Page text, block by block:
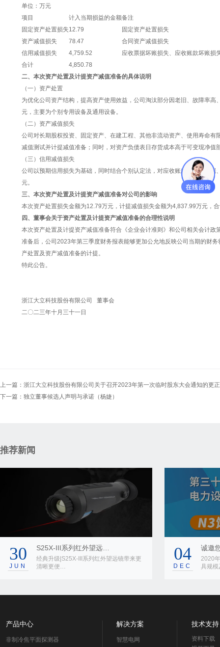
单位：万元
项目
计入当期损益的金额备注
固定资产处置损失12.79
固定资产处置损失
资产减值损失
78.47
合同资产减值损失
信用减值损失
4,759.52
应收票据坏账损失、应收账款坏账损
合计
4,850.78
二、本次资产处置及计提资产减值准备的具体说明
（一）资产处置
为优化公司资产结构，提高资产使用效益，公司淘汰部分因老旧、故障率
元，主要为个别专用设备及通用设备。
（二）资产减值损失
公司对长期股权投资、固定资产、在建工程、其他非流动资产、使用寿命
减值测试并计提减值准备；同时，对资产负债表日存货成本高于可变现净
（三）信用减值损失
公司以预期信用损失为基础，同时结合个别认定法，对应收账款、应收票
元。
三、本次资产处置及计提资产减值准备对公司的影响
本次资产处置损失金额为12.79万元，计提减值损失金额为4,837.99万元，
四、董事会关于资产处置及计提资产减值准备的合理性说明
本次资产处置及计提资产减值准备符合《企业会计准则》和公司相关会计
准备后，公司2023年第三季度财务报表能够更加公允地反映公司当期的财
产处置及资产减值准备的计提。
特此公告。
浙江大立科技股份有限公司 董事会
二〇二三年十月三十一日
上一篇： 浙江大立科技股份有限公司关于召开2023年第一次临时股东大会通知的更
下一篇： 独立董事候选人声明与承诺（杨婕）
推荐新闻
30
JUN
S25X-III系列红外望远…
经典升级|S25X-III系列红外望远镜带来更
清晰更便…
04
DEC
诚邀
2020
具规
产品中心
非制冷焦平面探测器
解决方案
智慧电网
技术支持
资料下载